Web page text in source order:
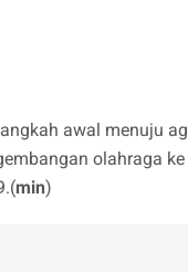
awal menuju
olahraga
min)